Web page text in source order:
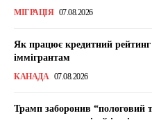
МІГРАЦІЯ 07.08.2026
Як працює кредитний
іммігрантам
КАНАДА 07.08.2026
Трамп заборонив